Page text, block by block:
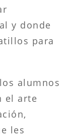
y donde
para
alumnos
el arte
les